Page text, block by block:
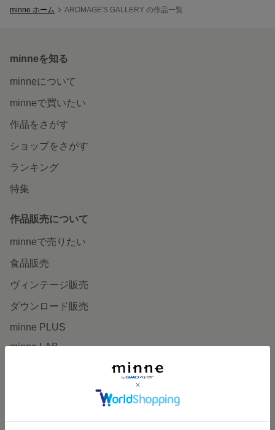
minne ホーム AROMAGE'S GALLERY の作品一覧
minneを知る
minneについて
minneで買いたい
作品をさがす
ショップをさがす
ランキング
特集
作品販売について
minneで売りたい
食品販売
ヴィンテージ販売
ダウンロード販売
minne PLUS
minne LAB
販売支援企画・イベント
minneとものづくりと